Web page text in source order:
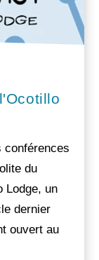
conférences
du
Lodge, un
dernier
ouvert au